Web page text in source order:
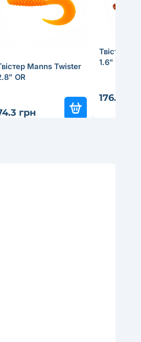
Manns Twister
OR
грн
Твістер
1.6" MO
176.4